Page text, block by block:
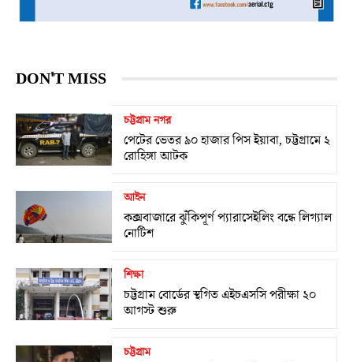
DON'T MISS
চট্টগ্রাম নগর
পেটের ভেতর ৯০ হাজার পিস ইয়াবা, চট্টগ্রামে ২
রোহিঙ্গা আটক
আইন
কক্সবাজারে ঝুঁকিপূর্ণ প্যারাসেইলিং বন্ধে লিগ্যাল
নোটিশ
শিক্ষা
চট্টগ্রাম বোর্ডের স্থগিত এইচএসসি পরীক্ষা ২০
আগস্ট শুরু
চট্টগ্রাম